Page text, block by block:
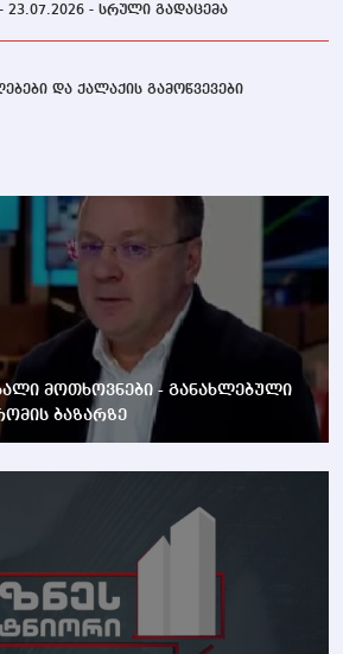
23.07.2026 - სრული გადაცემა
და ქალაქის გამოწვევები
მოთხოვნები - განახლებული
ბაზარზე